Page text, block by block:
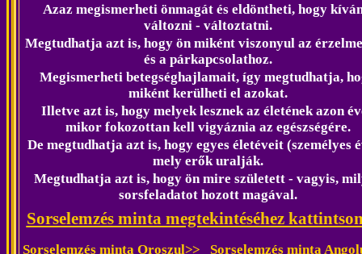
Azaz megismerheti önmagát és eldöntheti, hogy
változni - változtatni.
Megtudhatja azt is, hogy ön miként viszonyul az
és a párkapcsolathoz.
Megismerheti betegséghajlamait, így megtudhatja,
miként kerülheti el azokat.
Illetve azt is, hogy melyek lesznek az életének azon
mikor fokozottan kell vigyáznia az egészségére.
De megtudhatja azt is, hogy egyes életéveit (személyes
mely erők uralják.
Megtudhatja azt is, hogy ön mire született - vagyis,
sorsfeladatot hozott magával.
Sorselemzés minta megtekintéséhez
Sorselemzés minta Oroszul>> Sorselemzés minta